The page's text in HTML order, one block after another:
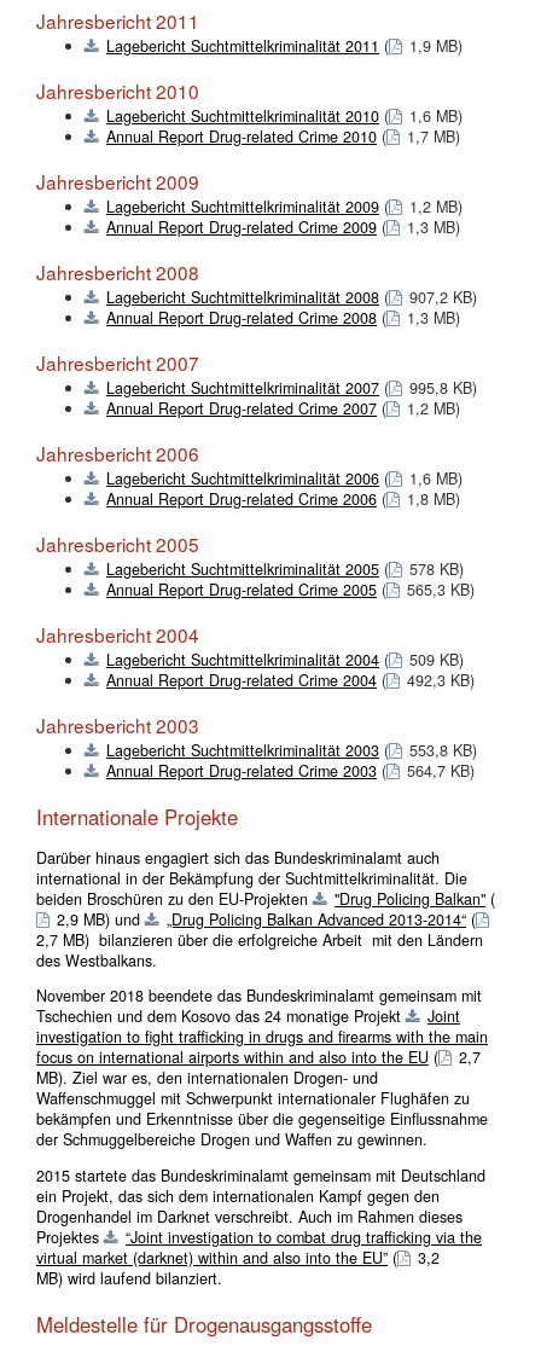
Jahresbericht 2011
Lagebericht Suchtmittelkriminalität 2011 ( 1,9 MB)
Jahresbericht 2010
Lagebericht Suchtmittelkriminalität 2010 (
1,6 MB)
Annual Report Drug-related Crime 2010 ( 1,7 MB)
Jahresbericht 2009
Lagebericht Suchtmittelkriminalität 2009 (
1,2 MB)
Annual Report Drug-related Crime 2009 ( 1,3 MB)
Jahresbericht 2008
Lagebericht Suchtmittelkriminalität 2008 (
907,2 KB)
Annual Report Drug-related Crime 2008 ( 1,3 MB)
Jahresbericht 2007
Lagebericht Suchtmittelkriminalität 2007 (
995,8 KB)
Annual Report Drug-related Crime 2007 ( 1,2 MB)
Jahresbericht 2006
Lagebericht Suchtmittelkriminalität 2006 (
1,6 MB)
Annual Report Drug-related Crime 2006 ( 1,8 MB)
Jahresbericht 2005
Lagebericht Suchtmittelkriminalität 2005 (
578 KB)
Annual Report Drug-related Crime 2005 ( 565,3 KB)
Jahresbericht 2004
Lagebericht Suchtmittelkriminalität 2004 (
509 KB)
Annual Report Drug-related Crime 2004 ( 492,3 KB)
Jahresbericht 2003
Lagebericht Suchtmittelkriminalität 2003 (
553,8 KB)
Annual Report Drug-related Crime 2003 ( 564,7 KB)
Internationale Projekte
Darüber hinaus engagiert sich das Bundeskriminalamt auch
international in der Bekämpfung der Suchtmittelkriminalität. Die
beiden Broschüren zu den EU-Projekten
"Drug Policing Balkan" (
2,9 MB) und „Drug Policing Balkan Advanced 2013-2014“ (
2,7 MB) bilanzieren über die erfolgreiche Arbeit mit den Ländern
des Westbalkans.
November 2018 beendete das Bundeskriminalamt gemeinsam mit
Tschechien und dem Kosovo das 24 monatige Projekt
Joint
investigation to fight trafficking in drugs and firearms with the main
focus on international airports within and also into the EU (
2,7
MB). Ziel war es, den internationalen Drogen- und
Waffenschmuggel mit Schwerpunkt internationaler Flughäfen zu
bekämpfen und Erkenntnisse über die gegenseitige Einflussnahme
der Schmuggelbereiche Drogen und Waffen zu gewinnen.
2015 startete das Bundeskriminalamt gemeinsam mit Deutschland
ein Projekt, das sich dem internationalen Kampf gegen den
Drogenhandel im Darknet verschreibt. Auch im Rahmen dieses
Projektes
“Joint investigation to combat drug trafficking via the
virtual market (darknet) within and also into the EU” (
3,2
MB) wird laufend bilanziert.
Meldestelle für Drogenausgangsstoffe